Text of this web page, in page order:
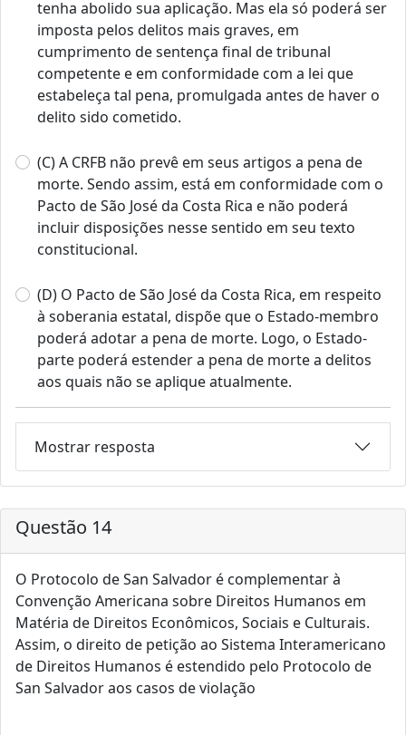
tenha abolido sua aplicação. Mas ela só poderá ser
imposta pelos delitos mais graves, em
cumprimento de sentença final de tribunal
competente e em conformidade com a lei que
estabeleça tal pena, promulgada antes de haver o
delito sido cometido.
(C) A CRFB não prevê em seus artigos a pena de
morte. Sendo assim, está em conformidade com o
Pacto de São José da Costa Rica e não poderá
incluir disposições nesse sentido em seu texto
constitucional.
(D) O Pacto de São José da Costa Rica, em respeito
à soberania estatal, dispõe que o Estado-membro
poderá adotar a pena de morte. Logo, o Estado-
parte poderá estender a pena de morte a delitos
aos quais não se aplique atualmente.
Mostrar resposta
Questão 14
O Protocolo de San Salvador é complementar à
Convenção Americana sobre Direitos Humanos em
Matéria de Direitos Econômicos, Sociais e Culturais.
Assim, o direito de petição ao Sistema Interamericano
de Direitos Humanos é estendido pelo Protocolo de
San Salvador aos casos de violação